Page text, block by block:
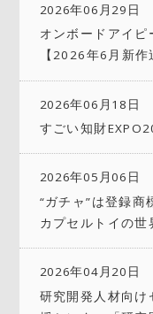
2026年06月29日
オンボードアイ
【2026年6月新作
2026年06月18日
すごい知財
2026年05月06日
“ガチャ”は登録商
カプセルトイの世
2026年04月20日
研究開発人材向